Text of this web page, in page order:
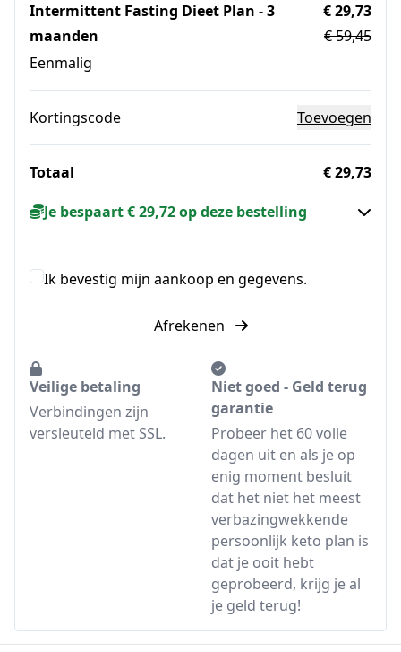
Intermittent Fasting Dieet Plan - 3
maanden
Eenmalig
€ 29,73
€ 59,45
Kortingscode Toevoegen
Totaal
€ 29,73
Je bespaart € 29,72 op deze bestelling
Ik bevestig mijn aankoop en gegevens.
Afrekenen
Veilige betaling
Verbindingen zijn
versleuteld met SSL.
Niet goed - Geld terug
garantie
Probeer het 60 volle
dagen uit en als je op
enig moment besluit
dat het niet het meest
verbazingwekkende
persoonlijk keto plan is
dat je ooit hebt
geprobeerd, krijg je al
je geld terug!